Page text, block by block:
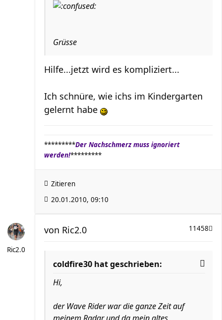
Grüsse
Hilfe...jetzt wird es kompliziert...
Ich schnüre, wie ichs im Kindergarten
gelernt habe
*********Der Nachschmerz muss ignoriert
werden!*********
Zitieren
20.01.2010, 09:10
Ric2.0
11458
von Ric2.0
coldfire30 hat geschrieben:
Hi,
der Wave Rider war die ganze Zeit auf